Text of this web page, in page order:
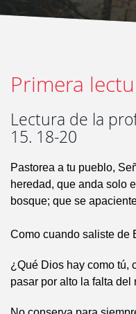
Primera
Lectura de la
15. 18-20
Pastorea a tu pueblo,
heredad, que anda solo
bosque; que se
Como cuando saliste de
¿Qué Dios hay como tú,
pasar por alto la falta del